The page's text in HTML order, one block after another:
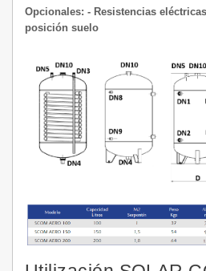
Opcionales: - Resistencias
posición suelo